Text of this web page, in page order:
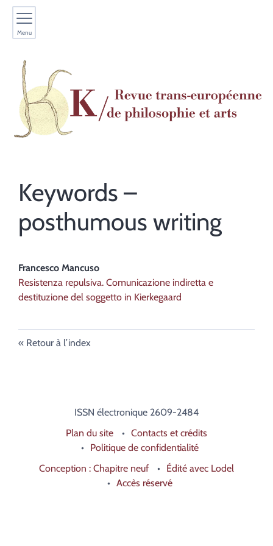
Menu
Keywords –
posthumous writing
Francesco Mancuso
Resistenza repulsiva. Comunicazione indiretta e
destituzione del soggetto in Kierkegaard
Retour à l’index
ISSN électronique 2609-2484
Plan du site
Contacts et crédits
Politique de confidentialité
Conception : Chapitre neuf
Édité avec Lodel
Accès réservé